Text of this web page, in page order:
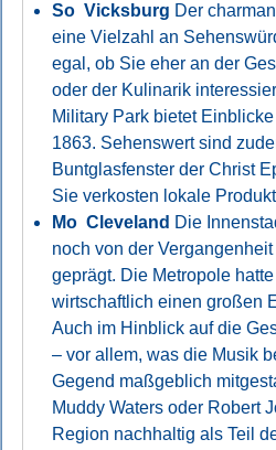
So Vicksburg Der
eine Vielzahl an
egal, ob Sie eher an der
oder der Kulinarik
Military Park bietet
1863. Sehenswert sind
Buntglasfenster der Christ
Sie verkosten lokale
Mo Cleveland Die
noch von der
geprägt. Die Metropole
wirtschaftlich einen großen
Auch im Hinblick auf die
– vor allem, was die Musik
Gegend maßgeblich
Muddy Waters oder Robert
Region nachhaltig als Teil